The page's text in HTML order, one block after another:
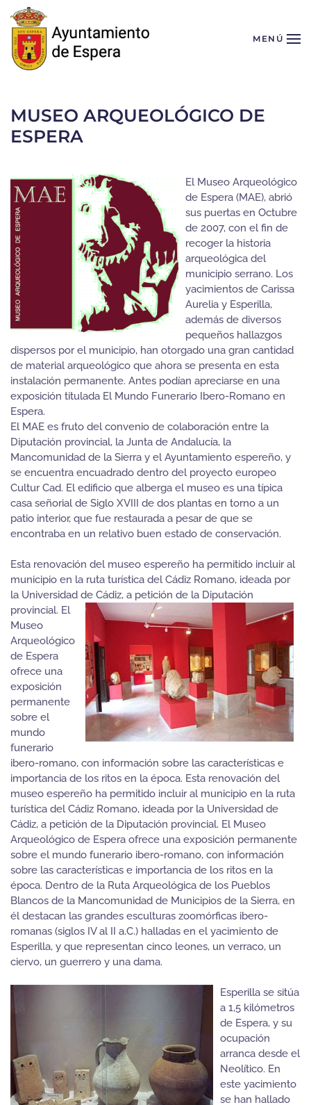
Skip to main content MENÚ
MUSEO ARQUEOLÓGICO DE
ESPERA
El Museo Arqueológico
de Espera (MAE), abrió
sus puertas en Octubre
de 2007, con el fin de
recoger la historia
arqueológica del
municipio serrano. Los
yacimientos de Carissa
Aurelia y Esperilla,
además de diversos
pequeños hallazgos
dispersos por el municipio, han otorgado una gran cantidad
de material arqueológico que ahora se presenta en esta
instalación permanente. Antes podían apreciarse en una
exposición titulada El Mundo Funerario Ibero-Romano en
Espera.
El MAE es fruto del convenio de colaboración entre la
Diputación provincial, la Junta de Andalucía, la
Mancomunidad de la Sierra y el Ayuntamiento espereño, y
se encuentra encuadrado dentro del proyecto europeo
Cultur Cad. El edificio que alberga el museo es una típica
casa señorial de Siglo XVIII de dos plantas en torno a un
patio interior, que fue restaurada a pesar de que se
encontraba en un relativo buen estado de conservación.
Esta renovación del museo espereño ha permitido incluir al
municipio en la ruta turística del Cádiz Romano, ideada por
la Universidad de Cádiz, a petición de la Diputación
provincial. El
Museo
Arqueológico
de Espera
ofrece una
exposición
permanente
sobre el
mundo
funerario
ibero-romano, con información sobre las características e
importancia de los ritos en la época. Esta renovación del
museo espereño ha permitido incluir al municipio en la ruta
turística del Cádiz Romano, ideada por la Universidad de
Cádiz, a petición de la Diputación provincial. El Museo
Arqueológico de Espera ofrece una exposición permanente
sobre el mundo funerario ibero-romano, con información
sobre las características e importancia de los ritos en la
época. Dentro de la Ruta Arqueológica de los Pueblos
Blancos de la Mancomunidad de Municipios de la Sierra, en
él destacan las grandes esculturas zoomórficas ibero-
romanas (siglos IV al II a.C.) halladas en el yacimiento de
Esperilla, y que representan cinco leones, un verraco, un
ciervo, un guerrero y una dama.
Esperilla se sitúa
a 1,5 kilómetros
de Espera, y su
ocupación
arranca desde el
Neolítico. En
este yacimiento
se han hallado